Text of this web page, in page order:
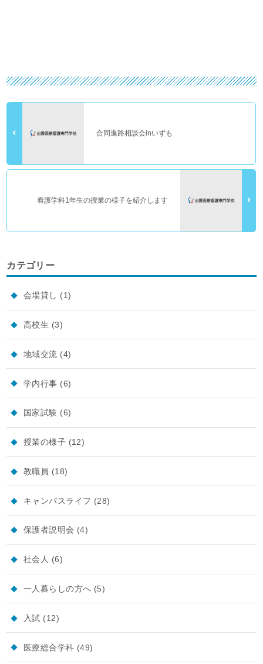
合同進路相談会inいずも
看護学科1年生の授業の様子を紹介します
カテゴリー
会場貸し (1)
高校生 (3)
地域交流 (4)
学内行事 (6)
国家試験 (6)
授業の様子 (12)
教職員 (18)
キャンパスライフ (28)
保護者説明会 (4)
社会人 (6)
一人暮らしの方へ (5)
入試 (12)
医療総合学科 (49)